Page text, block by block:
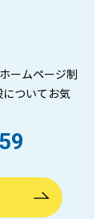
ームページ制
ついてお気